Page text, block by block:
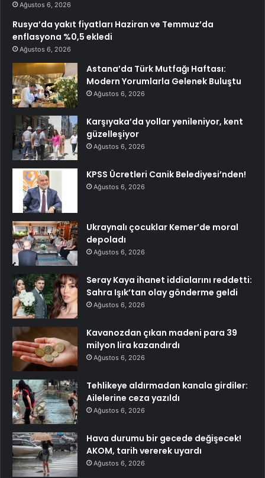
Ağustos 6, 2026
Rusya’da yakıt fiyatları Haziran ve Temmuz’da
enflasyona %0,5 ekledi
Ağustos 6, 2026
Astana’da Türk Mutfağı Haftası:
Modern Yorumlarla Gelenek Buluştu
Ağustos 6, 2026
Karşıyaka’da yollar yenileniyor, kent
güzelleşiyor
Ağustos 6, 2026
KPSS Ücretleri Canik Belediyesi’nden!
Ağustos 6, 2026
Ukraynalı çocuklar Kemer’de moral
depoladı
Ağustos 6, 2026
Seray Kaya ihanet iddialarını reddetti:
Sahra Işık’tan olay gönderme geldi
Ağustos 6, 2026
Kavanozdan çıkan madeni para 39
milyon lira kazandırdı
Ağustos 6, 2026
Tehlikeye aldırmadan kanala girdiler:
Ailelerine ceza yazıldı
Ağustos 6, 2026
Hava durumu bir gecede değişecek!
AKOM, tarih vererek uyardı
Ağustos 6, 2026